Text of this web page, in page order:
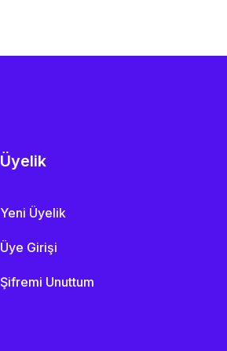
Üyelik
Yeni Üyelik
Üye Girişi
Şifremi Unuttum